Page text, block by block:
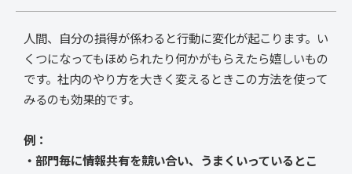
人間、自分の損得が係わると行動に変化が起こります。い
くつになってもほめられたり何かがもらえたら嬉しいもの
です。社内のやり方を大きく変えるときこの方法を使って
みるのも効果的です。
例：
・部門毎に情報共有を競い合い、うまくいっているとこ